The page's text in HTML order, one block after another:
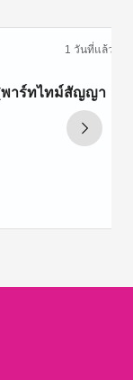
1 วันที่แล้ว
พาร์ทไทม์สัญญา